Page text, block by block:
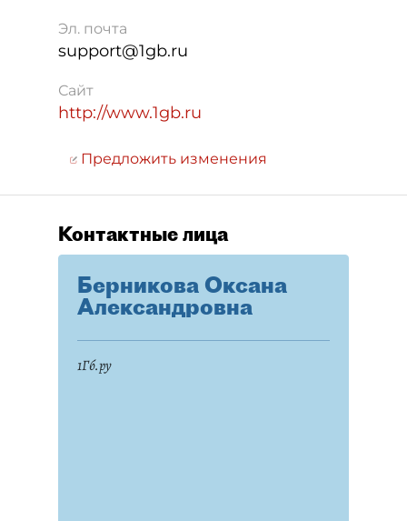
Эл. почта
support@1gb.ru
Сайт
http://www.1gb.ru
Предложить изменения
Контактные лица
Берникова Оксана
Александровна
1Гб.ру